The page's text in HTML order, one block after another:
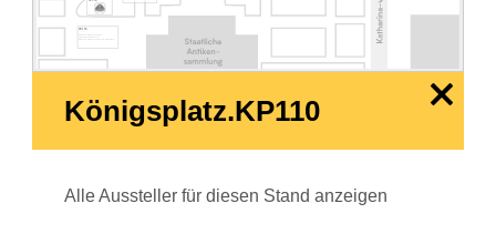
KP155
Königsplatz.KP110
Alle Aussteller für diesen Stand anzeigen